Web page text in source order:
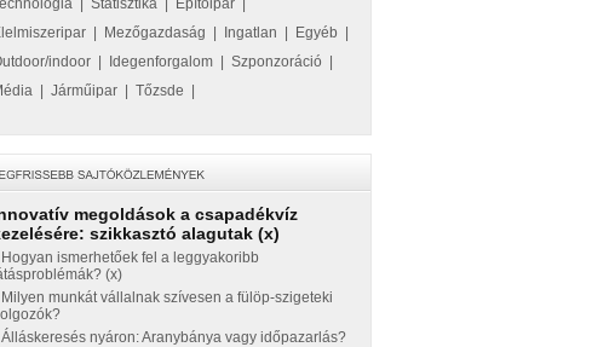
Statisztika Építőipar
Mezőgazdaság Ingatlan Egyéb
indoor
Idegenforgalom Szponzoráció
Járműipar Tőzsde
megoldások a csapadékvíz
szikkasztó alagutak (x)
Hogyan ismerhetőek fel a leggyakoribb
(x)
Milyen munkát vállalnak szívesen a fülöp-szigeteki
Álláskeresés nyáron: Aranybánya vagy időpazarlás?